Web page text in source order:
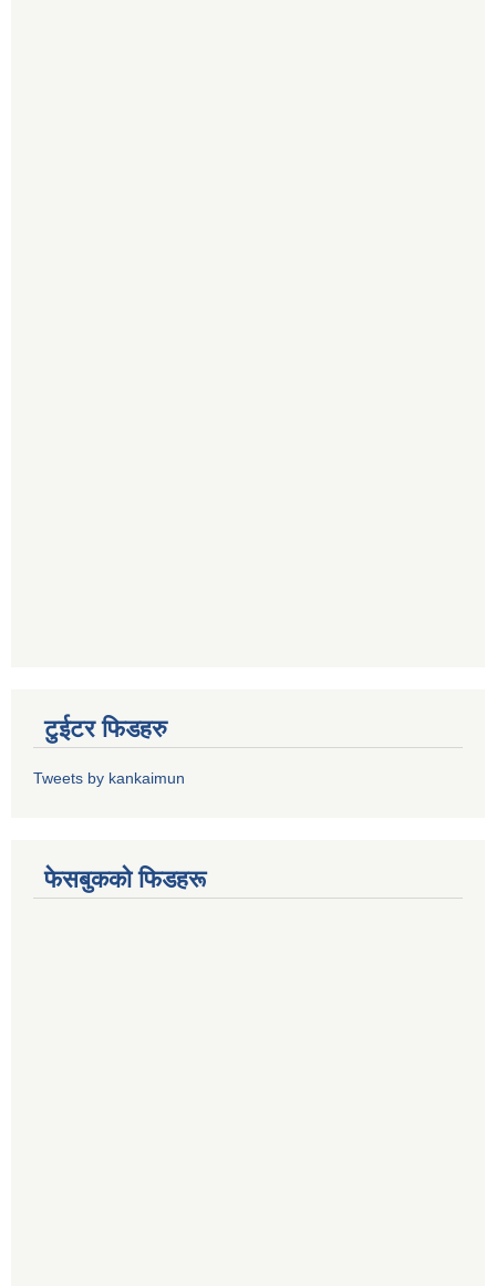
टुईटर फिडहरु
Tweets by kankaimun
फेसबुकको फिडहरू